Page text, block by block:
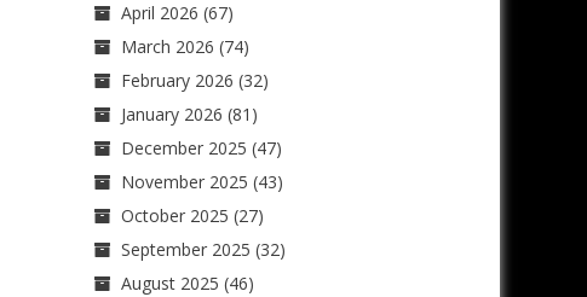
April 2026 (67)
March 2026 (74)
February 2026 (32)
January 2026 (81)
December 2025 (47)
November 2025 (43)
October 2025 (27)
September 2025 (32)
August 2025 (46)